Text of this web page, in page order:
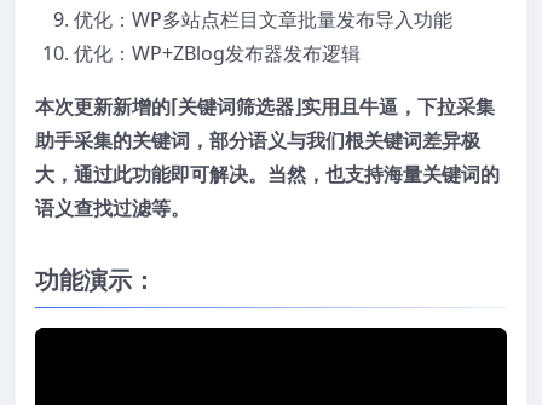
优化：WP多站点栏目文章批量发布导入功能
优化：WP+ZBlog发布器发布逻辑
本次更新新增的⌈关键词筛选器⌋实用且牛逼，下拉采集
助手采集的关键词，部分语义与我们根关键词差异极
大，通过此功能即可解决。当然，也支持海量关键词的
语义查找过滤等。
功能演示：